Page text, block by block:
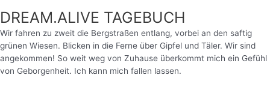
DREAM.ALIVE TAGEBUCH
Wir fahren zu zweit die Bergstraßen entlang, vorbei an den saftig
grünen Wiesen. Blicken in die Ferne über Gipfel und Täler. Wir sind
angekommen! So weit weg von Zuhause überkommt mich ein Gefühl
von Geborgenheit. Ich kann mich fallen lassen.